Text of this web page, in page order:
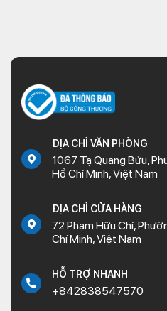
ĐỊA CHỈ VĂN PHÒNG
1067 Tạ Quang Bửu,
Hồ Chí Minh, Việt Nam
ĐỊA CHỈ CỬA HÀNG
72 Phạm Hữu Chí,
Chí Minh, Việt Nam
HỖ TRỢ NHANH
+842838547570